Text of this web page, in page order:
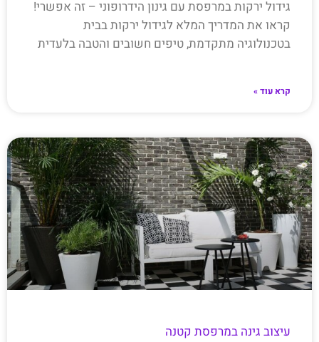
גידול ירקות במרפסת עם גינון הידרופוני – זה אפשרי!
קראו את המדריך המלא לגידול ירקות בבית
בטכנולוגיה מתקדמת, טיפים חשובים והטבה בלעדית
קרא עוד »
עיצוב גינה במרפסת קטנה